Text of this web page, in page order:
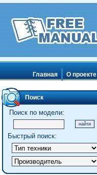
Главная О проекте
Поиск
Поиск по модели:
Быстрый поиск: